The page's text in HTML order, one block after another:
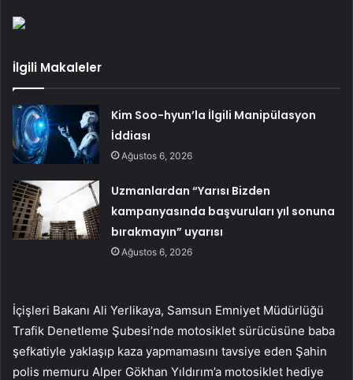
İlgili Makaleler
Kim Soo-hyun’la İlgili Manipülasyon
İddiası
Ağustos 6, 2026
Uzmanlardan “Yarısı Bizden
kampanyasında başvuruları yıl sonuna
bırakmayın” uyarısı
Ağustos 6, 2026
İçişleri Bakanı Ali Yerlikaya, Samsun Emniyet Müdürlüğü
Trafik Denetleme Şubesi’nde motosiklet sürücüsüne baba
şefkatiyle yaklaşıp kaza yapmamasını tavsiye eden Şahin
polis memuru Alper Gökhan Yıldırım’a motosiklet hediye